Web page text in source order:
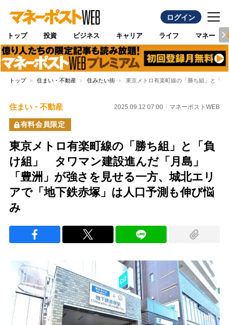
ログイン
トップ 投資 ビジネス キャリア ライフ マネー
トップ 住まい・不動産 住みたい街 東京メトロ有楽町線の「勝ち組」と「
住まい・不動産 2025.09.12 07:00 マネーポストWEB
有料会員限定
東京メトロ有楽町線の「勝ち組」と「負
け組」 タワマン建設進んだ「月島」
「豊洲」が強さを見せる一方、城北エリ
アで「地下鉄赤塚」は人口予測も伸び悩
み